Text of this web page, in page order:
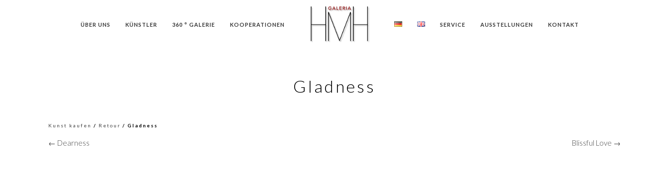
ÜBER UNS KÜNSTLER 360 ° GALERIE KOOPERATIONEN SERVICE AUSSTELLUNGEN KONTAKT
Gladness
Kunst kaufen / Retour / Gladness
← Dearness Blissful Love →